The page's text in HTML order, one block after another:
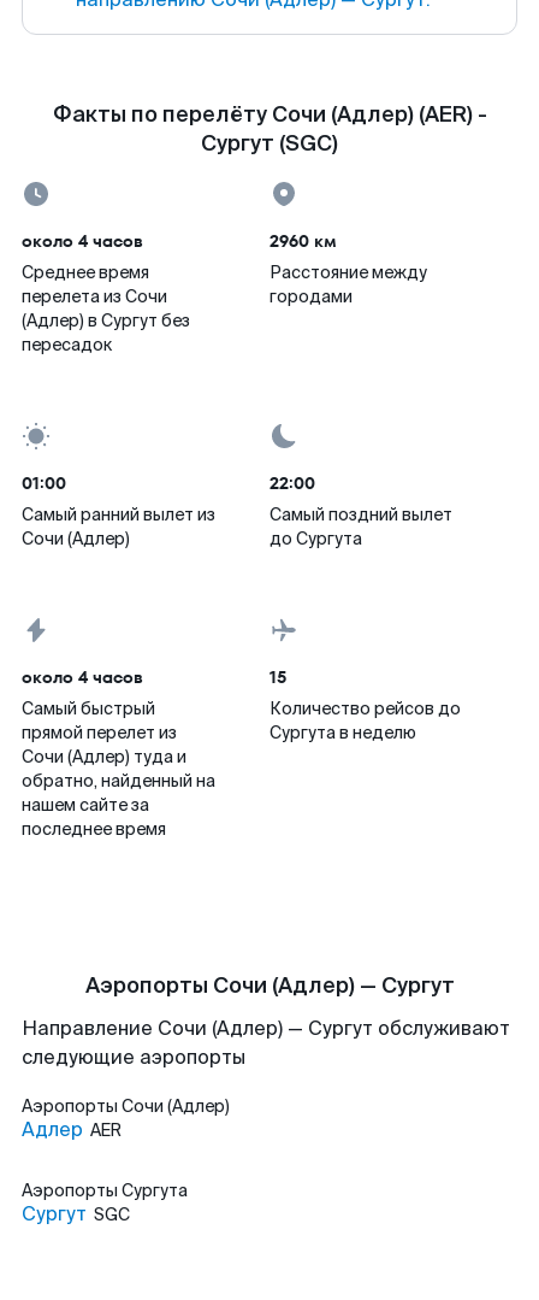
Факты по перелёту Сочи (Адлер) (AER) -
Сургут (SGC)
около 4 часов
Среднее время
перелета из Сочи
(Адлер) в Сургут без
пересадок
2960 км
Расстояние между
городами
01:00
Самый ранний вылет из
Сочи (Адлер)
22:00
Самый поздний вылет
до Сургута
около 4 часов
Самый быстрый
прямой перелет из
Сочи (Адлер) туда и
обратно, найденный на
нашем сайте за
последнее время
15
Количество рейсов до
Сургута в неделю
Аэропорты Сочи (Адлер) — Сургут
Направление Сочи (Адлер) — Сургут обслуживают
следующие аэропорты
Аэропорты Сочи (Адлер)
Адлер AER
Аэропорты Сургута
Сургут SGC